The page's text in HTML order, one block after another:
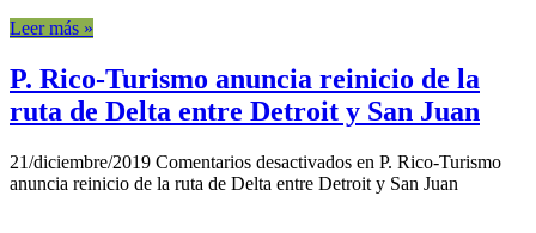
Leer más »
P. Rico-Turismo anuncia reinicio de la
ruta de Delta entre Detroit y San Juan
21/diciembre/2019 Comentarios desactivados en P. Rico-Turismo
anuncia reinicio de la ruta de Delta entre Detroit y San Juan